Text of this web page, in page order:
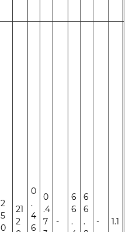
2
5
0
21
2
0
.
4
6
0
.4
7
-
6
6
.
6
6
.
- 1.1